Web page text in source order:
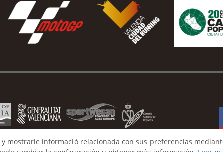
mostrarle informació relacionada con sus preferencias